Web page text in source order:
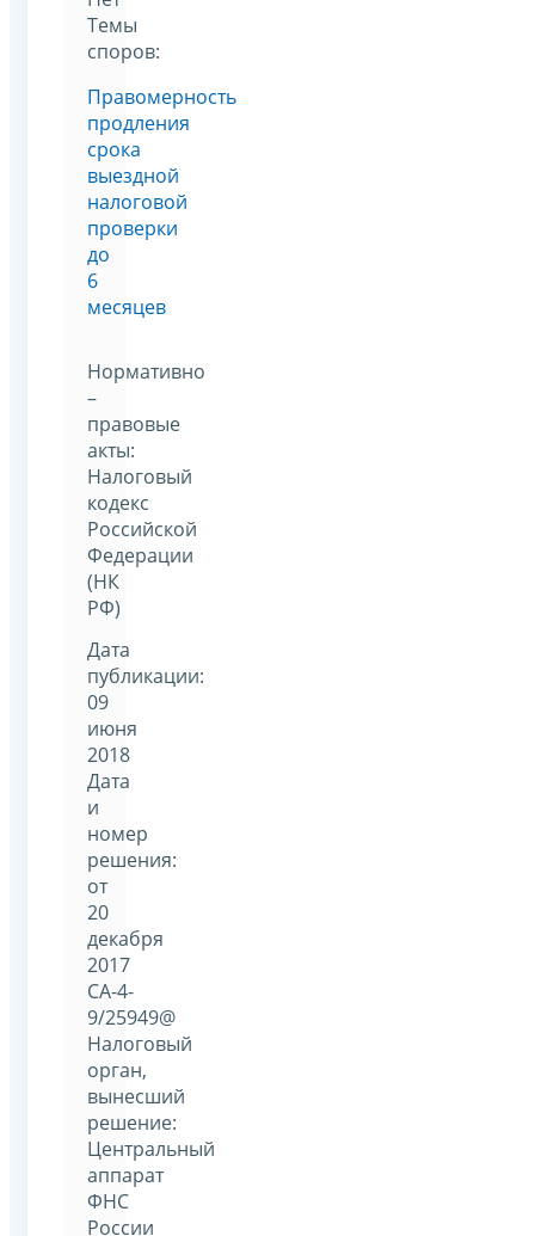
Темы
споров:
Правомерность
продления
срока
выездной
налоговой
проверки
до
6
месяцев
Нормативно
–
правовые
акты:
Налоговый
кодекс
Российской
Федерации
(НК
РФ)
Дата
публикации:
09
июня
2018
Дата
и
номер
решения:
от
20
декабря
2017
СА-4-
9/25949@
Налоговый
орган,
вынесший
решение:
Центральный
аппарат
ФНС
России